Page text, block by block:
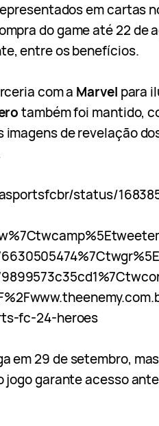
em cartas
do game até 22 de
entre os benefícios.
com a Marvel para
também foi mantido,
imagens de revelação
status/
fc-24-heroes
em 29 de setembro,
jogo garante acesso